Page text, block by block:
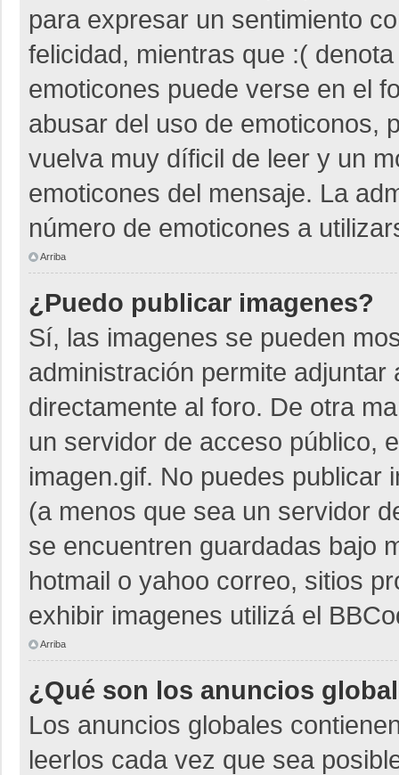
para expresar un sentimiento
felicidad, mientras que :(
emoticones puede verse en el
abusar del uso de emoticonos,
vuelva muy díficil de leer y un
emoticones del mensaje. La
número de emoticones a
Arriba
¿Puedo publicar imagenes?
Sí, las imagenes se pueden
administración permite
directamente al foro. De otra
un servidor de acceso público,
imagen.gif. No puedes publicar
(a menos que sea un servidor
se encuentren guardadas bajo
hotmail o yahoo correo, sitios
exhibir imagenes utilizá el
Arriba
¿Qué son los anuncios
Los anuncios globales
leerlos cada vez que sea